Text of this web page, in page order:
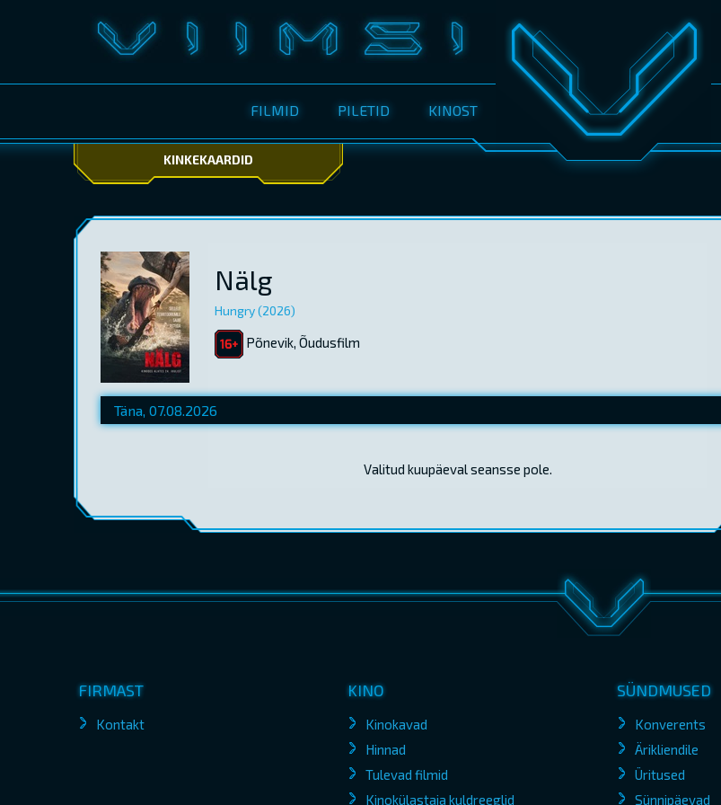
FILMID PILETID KINOST
KINKEKAARDID
Nälg
Hungry (2026)
Põnevik, Õudusfilm
Valitud kuupäeval seansse pole.
FIRMAST
Kontakt
KINO
Kinokavad
Hinnad
Tulevad filmid
Kinokülastaja kuldreeglid
SÜNDMUSED
Konverents
Ärikliendile
Üritused
Sünnipäevad